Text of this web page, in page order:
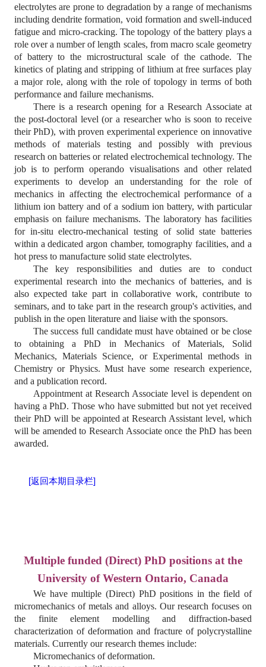
electrolytes are prone to degradation by a range of mechanisms
including dendrite formation, void formation and swell-induced
fatigue and micro-cracking. The topology of the battery plays a
role over a number of length scales, from macro scale geometry
of battery to the microstructural scale of the cathode. The
kinetics of plating and stripping of lithium at free surfaces play
a major role, along with the role of topology in terms of both
performance and failure mechanisms.
There is a research opening for a Research Associate at
the post-doctoral level (or a researcher who is soon to receive
their PhD), with proven experimental experience on innovative
methods of materials testing and possibly with previous
research on batteries or related electrochemical technology. The
job is to perform operando visualisations and other related
experiments to develop an understanding for the role of
mechanics in affecting the electrochemical performance of a
lithium ion battery and of a sodium ion battery, with particular
emphasis on failure mechanisms. The laboratory has facilities
for in-situ electro-mechanical testing of solid state batteries
within a dedicated argon chamber, tomography facilities, and a
hot press to manufacture solid state electrolytes.
The key responsibilities and duties are to conduct
experimental research into the mechanics of batteries, and is
also expected take part in collaborative work, contribute to
seminars, and to take part in the research group's activities, and
publish in the open literature and liaise with the sponsors.
The success full candidate must have obtained or be close
to obtaining a PhD in Mechanics of Materials, Solid
Mechanics, Materials Science, or Experimental methods in
Chemistry or Physics. Must have some research experience,
and a publication record.
Appointment at Research Associate level is dependent on
having a PhD. Those who have submitted but not yet received
their PhD will be appointed at Research Assistant level, which
will be amended to Research Associate once the PhD has been
awarded.
[返回本期目录栏]
Multiple funded (Direct) PhD positions at the
University of Western Ontario, Canada
We have multiple (Direct) PhD positions in the field of
micromechanics of metals and alloys. Our research focuses on
the finite element modelling and diffraction-based
characterization of deformation and fracture of polycrystalline
materials. Currently our research themes include:
Micromechanics of deformation.